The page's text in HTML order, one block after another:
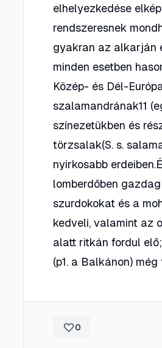
elhelyezkedése
rendszeresnek
gyakran az alkarján
minden esetben
Közép- és Dél-
szalamandrának11
színezetükben és
törzsalak(S. s.
nyirkosabb
lomberdőben
szurdokokat és a
kedveli, valamint az
alatt ritkán fordul
(p1. a Balkánon)
0